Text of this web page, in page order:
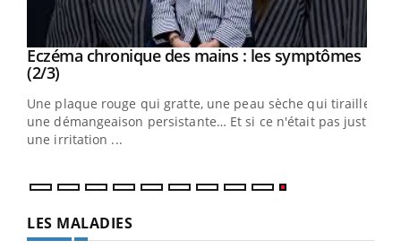
Youtube
Eczéma chronique des mains : les symptômes
(2/3)Youtube
Une plaque rouge qui gratte, une peau sèche qui tiraille,
une démangeaison persistante… Et si ce n'était pas juste
une irritation ...
LES MALADIES